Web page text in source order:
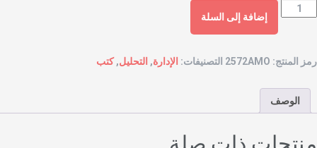
إضافة إلى السلة
المنتج: 2572AMO التصنيفات: الإدارة, التحليل,كتب
الوصف
ذات صلة